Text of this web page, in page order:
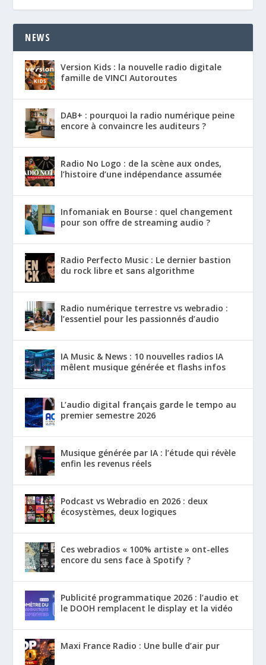
NEWS
Version Kids : la nouvelle radio digitale
famille de VINCI Autoroutes
DAB+ : pourquoi la radio numérique peine
encore à convaincre les auditeurs ?
Radio No Logo : de la scène aux ondes,
l’histoire d’une indépendance assumée
Infomaniak en Bourse : quel changement
pour son offre de streaming audio ?
Radio Perfecto Music : Le dernier bastion
du rock libre et sans algorithme
Radio numérique terrestre vs webradio :
l’essentiel pour les passionnés d’audio
IA Music & News : 10 nouvelles radios IA
mêlent musique générée et flashs infos
L’audio digital français garde le tempo au
premier semestre 2026
Musique générée par IA : l’étude qui révèle
enfin les revenus réels
Podcast vs Webradio en 2026 : deux
écosystèmes, deux logiques
Ces webradios « 100% artiste » ont-elles
encore du sens face à Spotify ?
Publicité programmatique 2026 : l’audio et
le DOOH remplacent le display et la vidéo
Maxi France Radio : Une bulle d’air pur